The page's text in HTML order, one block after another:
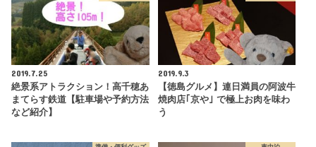
2019.7.25
絶景系アトラクション！高千穂あ
まてらす鉄道【駐車場や予約方法
など紹介】
2019.9.3
【徳島グルメ】連日満員の阿波牛
焼肉店｢京や｣ で極上お肉を味わ
う